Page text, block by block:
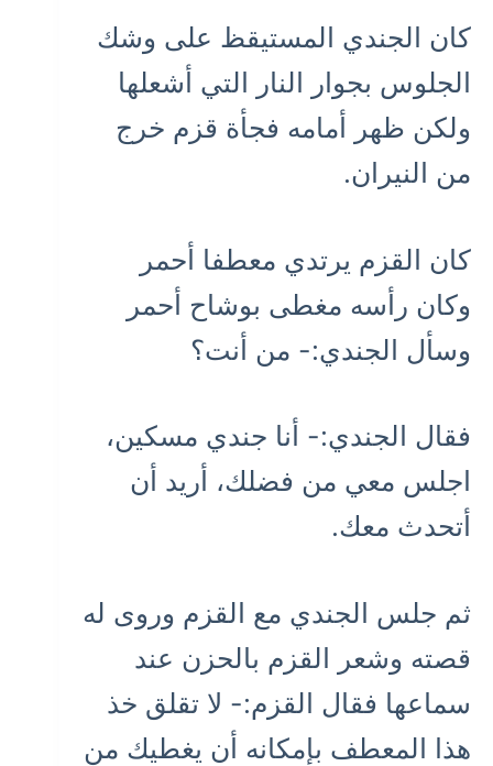
كان الجندي المستيقظ على وشك
الجلوس بجوار النار التي أشعلها
ولكن ظهر أمامه فجأة قزم خرج
من النيران.
كان القزم يرتدي معطفا أحمر
وكان رأسه مغطى بوشاح أحمر
وسأل الجندي:- من أنت؟
فقال الجندي:- أنا جندي مسكين،
اجلس معي من فضلك، أريد أن
أتحدث معك.
ثم جلس الجندي مع القزم وروى له
قصته وشعر القزم بالحزن عند
سماعها فقال القزم:- لا تقلق خذ
هذا المعطف بإمكانه أن يغطيك من